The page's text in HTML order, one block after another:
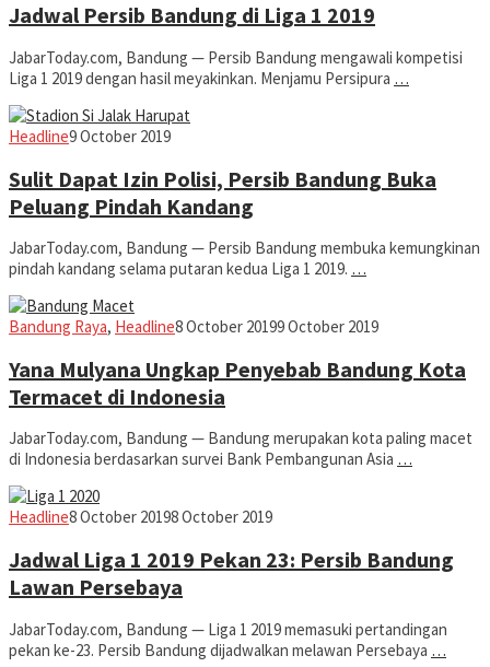
Jadwal Persib Bandung di Liga 1 2019
JabarToday.com, Bandung — Persib Bandung mengawali kompetisi
Liga 1 2019 dengan hasil meyakinkan. Menjamu Persipura …
Headlineadmin
9 October 2019
Sulit Dapat Izin Polisi, Persib Bandung Buka
Peluang Pindah Kandang
JabarToday.com, Bandung — Persib Bandung membuka kemungkinan
pindah kandang selama putaran kedua Liga 1 2019. …
Bandung Raya, Headlineadmin
8 October 20199 October 2019
Yana Mulyana Ungkap Penyebab Bandung Kota
Termacet di Indonesia
JabarToday.com, Bandung — Bandung merupakan kota paling macet
di Indonesia berdasarkan survei Bank Pembangunan Asia …
Headlineadmin
8 October 20198 October 2019
Jadwal Liga 1 2019 Pekan 23: Persib Bandung
Lawan Persebaya
JabarToday.com, Bandung — Liga 1 2019 memasuki pertandingan
pekan ke-23. Persib Bandung dijadwalkan melawan Persebaya …